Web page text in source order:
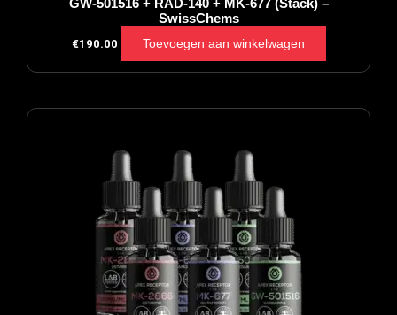
GW-501516 + RAD-140 + MK-677 (Stack) –
SwissChems
€190.00 Toevoegen aan winkelwagen